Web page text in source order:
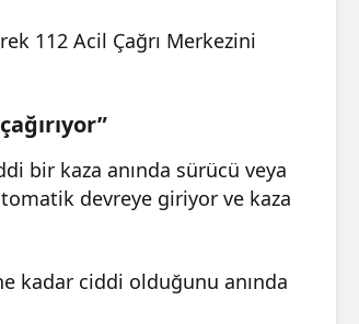
112 Acil Çağrı Merkezini
bir kaza anında sürücü veya
devreye giriyor ve kaza
kadar ciddi olduğunu anında